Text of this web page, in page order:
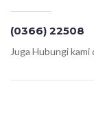
(0366) 22508
Juga Hubungi